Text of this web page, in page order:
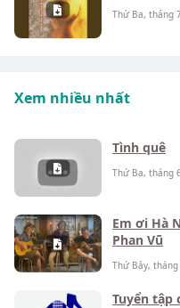
Thứ Ba, tháng
Xem nhiều nhất
Tình quê
Thứ Ba, tháng
Em ơi Hà
Phan Vũ
Thứ Bảy, tháng
Tuyển tập